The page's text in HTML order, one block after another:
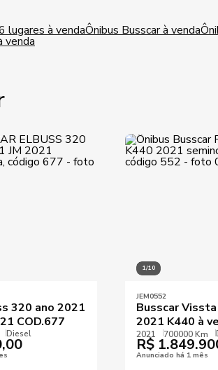
lugares à vendaÔnibus Busscar à venda
venda
320 ano 2021
COD.677
Diesel
1/10
JEM0552
Busscar
2021 K440 à
2021 700000 Km
R$
Anunciado há 1 mês